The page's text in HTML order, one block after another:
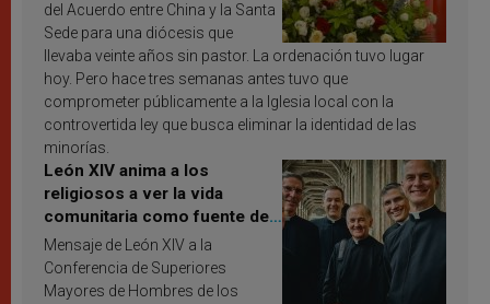
del Acuerdo entre China y la Santa
Sede para una diócesis que
llevaba veinte años sin pastor. La ordenación tuvo lugar
hoy. Pero hace tres semanas antes tuvo que
comprometer públicamente a la Iglesia local con la
controvertida ley que busca eliminar la identidad de las
minorías.
León XIV anima a los
religiosos a ver la vida
comunitaria como fuente de
inspiración y santificación
Mensaje de León XIV a la
Conferencia de Superiores
Mayores de Hombres de los